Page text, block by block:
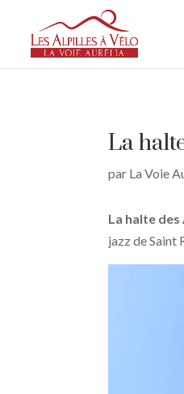
La
par La Voie
La halte
jazz de Saint